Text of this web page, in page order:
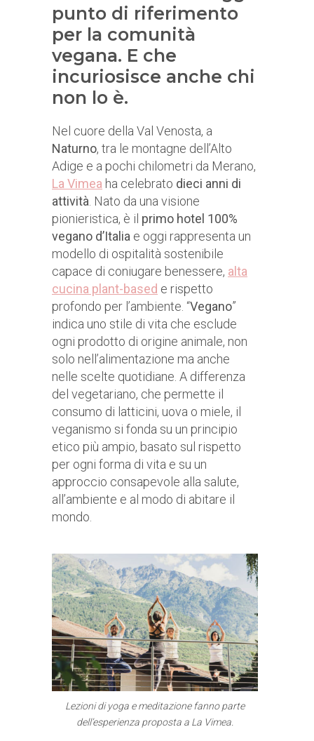
punto di riferimento
per la comunità
vegana. E che
incuriosisce anche chi
non lo è.
Nel cuore della Val Venosta, a
Naturno, tra le montagne dell’Alto
Adige e a pochi chilometri da Merano,
La Vimea ha celebrato dieci anni di
attività. Nato da una visione
pionieristica, è il primo hotel 100%
vegano d’Italia e oggi rappresenta un
modello di ospitalità sostenibile
capace di coniugare benessere, alta
cucina plant-based e rispetto
profondo per l’ambiente. “Vegano”
indica uno stile di vita che esclude
ogni prodotto di origine animale, non
solo nell’alimentazione ma anche
nelle scelte quotidiane. A differenza
del vegetariano, che permette il
consumo di latticini, uova o miele, il
veganismo si fonda su un principio
etico più ampio, basato sul rispetto
per ogni forma di vita e su un
approccio consapevole alla salute,
all’ambiente e al modo di abitare il
mondo.
Lezioni di yoga e meditazione fanno parte
dell’esperienza proposta a La Vimea.